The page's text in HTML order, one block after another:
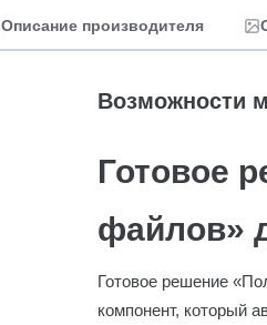
Описание производителя
Возможности
Готовое
файлов»
Готовое решение
компонент, который